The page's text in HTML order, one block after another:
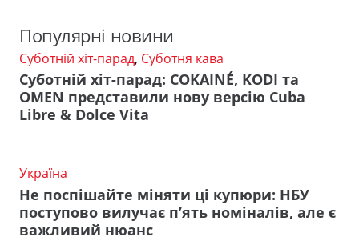
Популярні новини
Суботній хіт-парад, Суботня кава
Суботній хіт-парад: COKAINÉ, KODI та
OMEN представили нову версію Cuba
Libre & Dolce Vita
Україна
Не поспішайте міняти ці купюри: НБУ
поступово вилучає п’ять номіналів, але є
важливий нюанс